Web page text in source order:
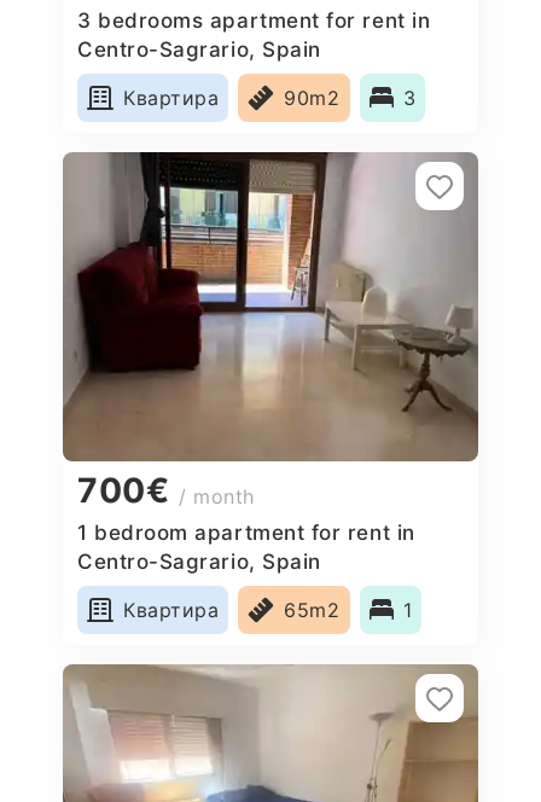
3 bedrooms apartment for rent in
Centro-Sagrario, Spain
Квартира
90m2 3
700€ / month
1 bedroom apartment for rent in
Centro-Sagrario, Spain
Квартира
65m2 1